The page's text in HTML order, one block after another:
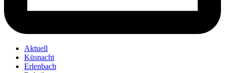
Aktuell
Küsnacht
Erlenbach